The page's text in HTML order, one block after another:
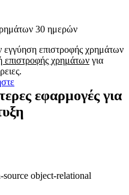
30 ημερών
εγγύηση επιστροφής χρημάτων
επιστροφής χρημάτων για
εφαρμογές για
object-relational